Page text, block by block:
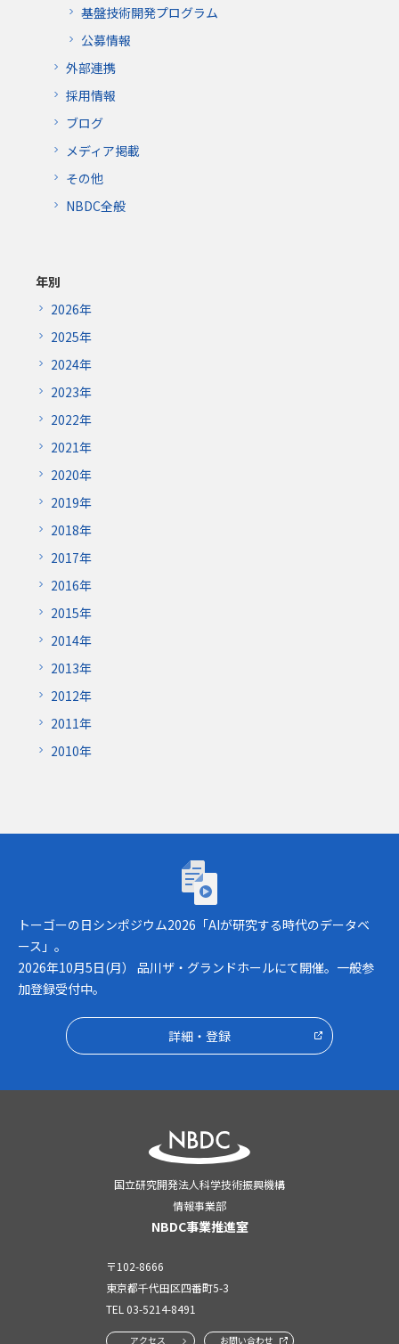
基盤技術開発プログラム
公募情報
外部連携
採用情報
ブログ
メディア掲載
その他
NBDC全般
年別
2026年
2025年
2024年
2023年
2022年
2021年
2020年
2019年
2018年
2017年
2016年
2015年
2014年
2013年
2012年
2011年
2010年
トーゴーの日シンポジウム2026「AIが研究
トーゴーの日シンポジウム2026「AIが研究する時代のデータベ
ース」。
2026年10月5日(月） 品川ザ・グランドホールにて開催。一般参
加登録受付中。
詳細・登録
国立研究開発法人科学技術振興機構
情報事業部
NBDC事業推進室
〒102-8666
東京都千代田区四番町5-3
TEL 03-5214-8491
アクセス お問い合わせ